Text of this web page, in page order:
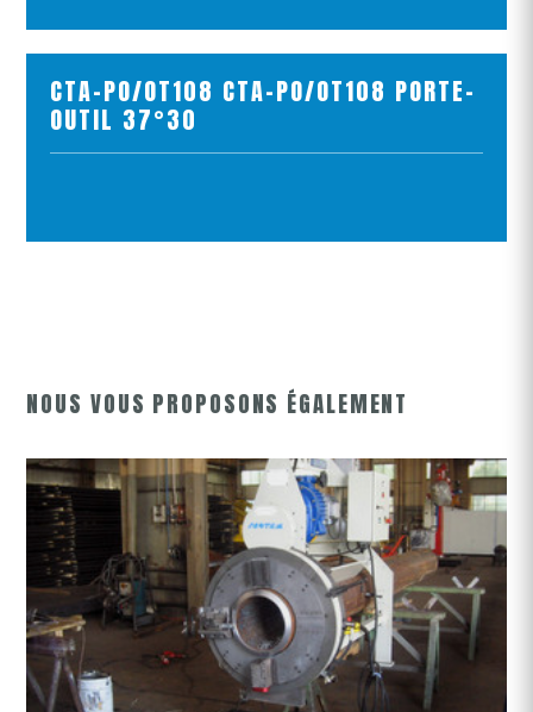
CTA-PO/OT108 CTA-PO/OT108 PORTE-
OUTIL 37°30
NOUS VOUS PROPOSONS ÉGALEMENT
VOIR LE PRODUIT